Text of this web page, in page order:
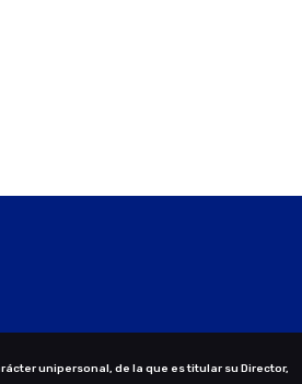
unipersonal, de la que es titular su Director,